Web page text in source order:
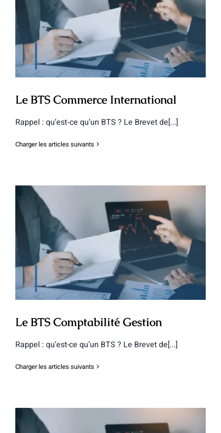
Le BTS Commerce International
Le BTS Commerce International
Rappel : qu’est‐ce qu’un BTS ? Le Brevet de[...]
Charger les articles suivants
Le BTS Comptabilité Gestion
Le BTS Comptabilité Gestion
Rappel : qu’est-ce qu’un BTS ? Le Brevet de[...]
Charger les articles suivants